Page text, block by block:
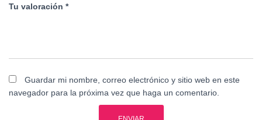
Tu valoración *
Guardar mi nombre, correo electrónico y sitio web en este
navegador para la próxima vez que haga un comentario.